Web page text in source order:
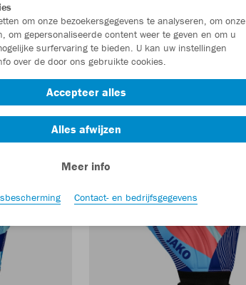
om onze bezoekersgegevens te analyseren, om onze
om gepersonaliseerde content weer te geven en om u
surfervaring te bieden. U kan uw instellingen
over de door ons gebruikte cookies.
Accepteer alles
Alles afwijzen
Meer info
Contact- en bedrijfsgegevens